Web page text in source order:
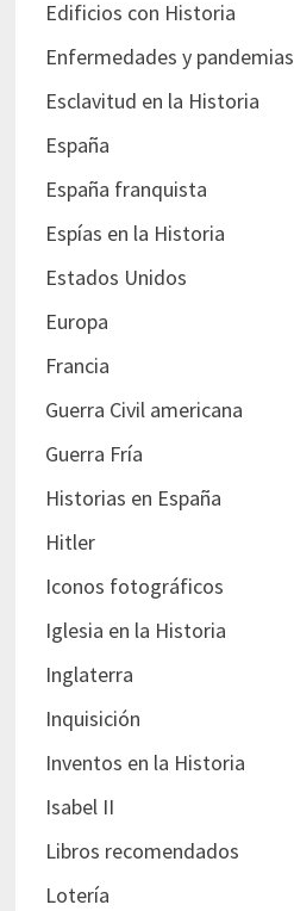
Edificios con Historia
Enfermedades y pandemias
Esclavitud en la Historia
España
España franquista
Espías en la Historia
Estados Unidos
Europa
Francia
Guerra Civil americana
Guerra Fría
Historias en España
Hitler
Iconos fotográficos
Iglesia en la Historia
Inglaterra
Inquisición
Inventos en la Historia
Isabel II
Libros recomendados
Lotería